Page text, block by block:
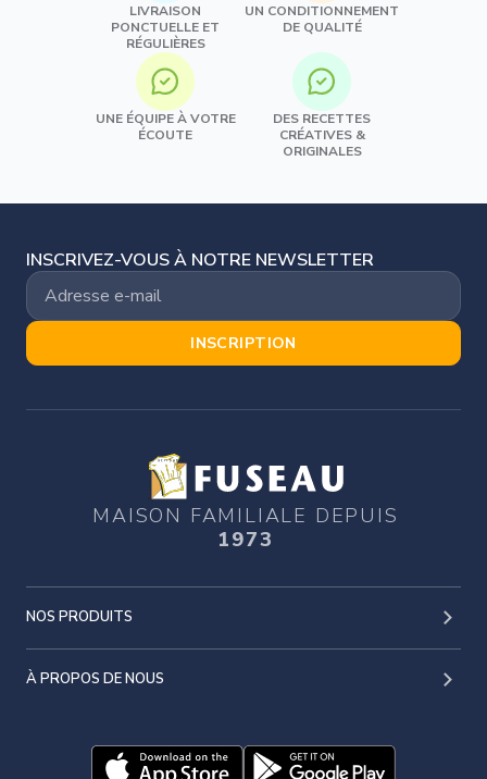
LIVRAISON
PONCTUELLE ET
RÉGULIÈRES
UN CONDITIONNEMENT
DE QUALITÉ
UNE ÉQUIPE À VOTRE
ÉCOUTE
DES RECETTES
CRÉATIVES &
ORIGINALES
INSCRIVEZ-VOUS À NOTRE NEWSLETTER
INSCRIPTION
MAISON FAMILIALE DEPUIS
1973
NOS PRODUITS
À PROPOS DE NOUS